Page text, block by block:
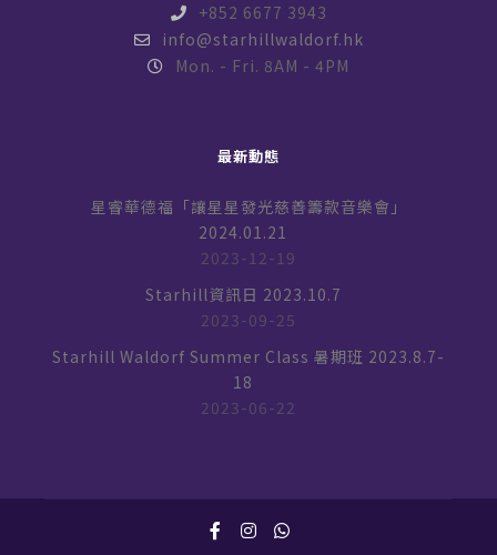
+852 6677 3943
info@starhillwaldorf.hk
Mon. - Fri. 8AM - 4PM
最新動態
星睿華德福「讓星星發光慈善籌款音樂會」
2024.01.21
2023-12-19
Starhill資訊日 2023.10.7
2023-09-25
Starhill Waldorf Summer Class 暑期班 2023.8.7-
18
2023-06-22